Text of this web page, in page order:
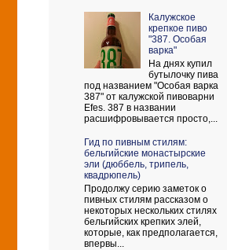
Калужское
крепкое пиво
"387. Особая
варка"
На днях купил
бутылочку пива
под названием "Особая варка
387" от калужской пивоварни
Efes. 387 в названии
расшифровывается просто,...
Гид по пивным стилям:
бельгийские монастырские
эли (дюббель, трипель,
квадрюпель)
Продолжу серию заметок о
пивных стилям рассказом о
некоторых нескольких стилях
бельгийских крепких элей,
которые, как предполагается,
впервы...